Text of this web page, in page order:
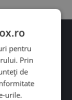
pentru
Prin
de
urile.